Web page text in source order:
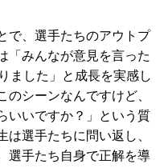
で、選手たちのアウトプ
「みんなが意見を言った
ました」と成長を実感し
シーンなんですけど、
いいですか？」という質
は選手たちに問い返し、
選手たち自身で正解を導